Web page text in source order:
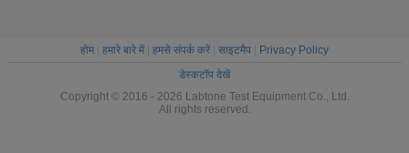
होम हमारे बारे में हमसे संपर्क करें साइटमैप
Privacy Policy
डेस्कटॉप देखें
Copyright © 2016 - 2026 Labtone Test Equipment Co., Ltd.
All rights reserved.